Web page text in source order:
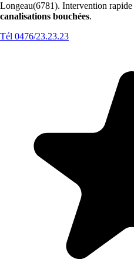
Longeau(6781). Intervention
canalisations bouchées.
Tél 0476/23.23.23